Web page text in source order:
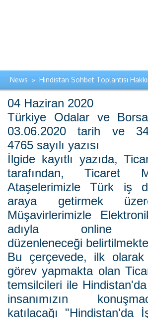
News » Hindistan Sohbet Toplantısı
04 Haziran 2020
Türkiye Odalar ve
03.06.2020 tarih ve
4765 sayılı yazısı
İlgide kayıtlı yazıda,
tarafından, Ticaret
Ataşelerimizle Türk iş
araya getirmek
Müşavirlerimizle
adıyla online
düzenleneceği
Bu çerçevede, ilk olarak
görev yapmakta olan
temsilcileri ile
insanımızın
katılacağı "Hindistan'da